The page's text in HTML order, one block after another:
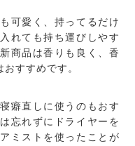
可愛く、持ってるだけ
れても持ち運びしやす
商品は香りも良く、香
すすめです。
癖直しに使うのもおす
忘れずにドライヤーを
ミストを使ったことが